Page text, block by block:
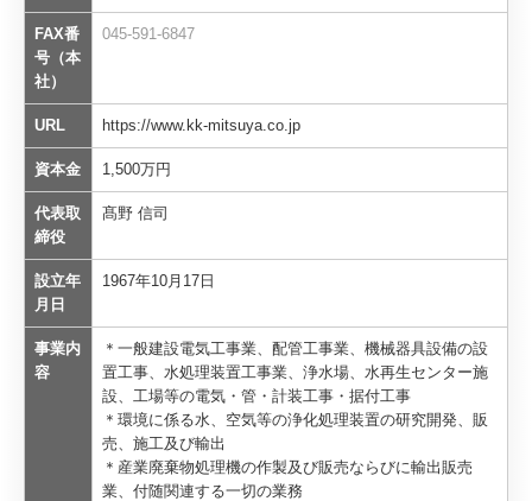
数字で見る三矢
作業の様子 動画で見れる♪
採用情報・募集要項・先輩インタビュー
採用情報
募集要項「応募はこちらから」
インタビュー
アクセス
お問合せ
FAX番
号（本
社）
045-591-6847
URL https://www.kk-mitsuya.co.jp
資本金 1,500万円
代表取
締役
髙野 信司
設立年
月日
1967年10月17日
事業内
容
＊一般建設電気工事業、配管工事業、機械器具設備の設
置工事、水処理装置工事業、浄水場、水再生センター施
設、工場等の電気・管・計装工事・据付工事
＊環境に係る水、空気等の浄化処理装置の研究開発、販
売、施工及び輸出
＊産業廃棄物処理機の作製及び販売ならびに輸出販売
業、付随関連する一切の業務